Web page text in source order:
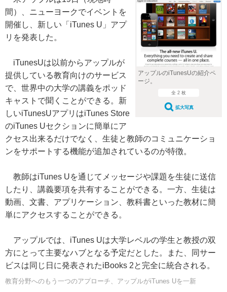
アップルのiTunesUの紹介ペ
ージ。
全 2 枚
拡大写真
間）、ニューヨークでイベントを
開催し、新しい「iTunes U」アプ
リを発表した。
iTunesUは以前からアップルが
提供している教育向けのサービス
で、世界中の大学の講義をポッド
キャストで聞くことができる。新
しいiTunesUアプリはiTunes Store
のiTunes Uセクションに簡単にア
クセス出来るだけでなく、生徒と教師のコミュニケーショ
ンをサポートする機能が追加されているのが特徴。
教師はiTunes Uを通じてメッセージや課題を生徒に送信
したり、講義要項を共有することができる。一方、生徒は
動画、文書、アプリケーション、教科書といった教材に簡
単にアクセスすることができる。
アップルでは、iTunes Uは大学レベルの学生と教授の双
方にとって主要なハブとなる予定だとした。また、同サー
ビスは同じ日に発表されたiBooks 2と完全に統合される。
教育分野へのもう一つのアプローチ、アップルがiTunes Uを一新